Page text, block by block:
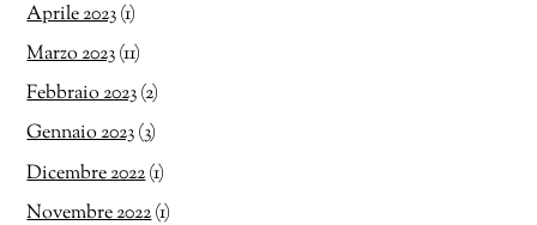
Aprile 2023(1)
Marzo 2023(11)
Febbraio 2023(2)
Gennaio 2023(3)
Dicembre 2022(1)
Novembre 2022(1)